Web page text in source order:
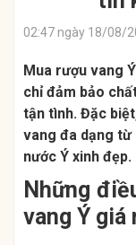
02:47 ngày 18/08/
Mua rượu vang
chỉ đảm bảo
tận tình. Đặc
vang đa dạng
nước Ý xinh đẹp.
Những
vang Ý giá